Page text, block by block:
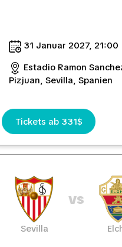
31 Januar 2027, 21:00
Estadio Ramon
Pizjuan, Sevilla, Spanien
Tickets ab 331$
Sevilla
vs